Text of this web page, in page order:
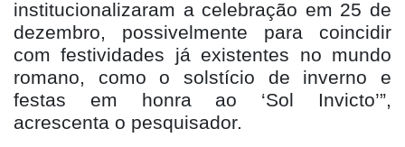
institucionalizaram a celebração em 25 de
dezembro, possivelmente para coincidir
com festividades já existentes no mundo
romano, como o solstício de inverno e
festas em honra ao ‘Sol Invicto’”,
acrescenta o pesquisador.